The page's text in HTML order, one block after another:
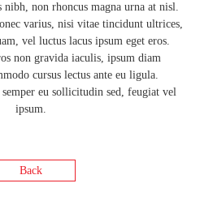
nibh, non rhoncus magna urna at nisl.
varius, nisi vitae tincidunt ultrices,
vel luctus lacus ipsum eget eros.
non gravida iaculis, ipsum diam
cursus lectus ante eu ligula.
eu sollicitudin sed, feugiat vel
ipsum.
Back